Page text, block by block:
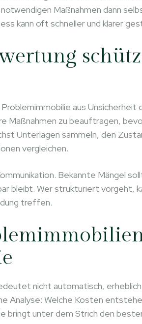
Maßnahmen dann
kann oft schneller und klarer
aus
Maßnahmen zu beauftragen,
Unterlagen sammeln, den
vergleichen.
Bekannte Mängel
bleibt. Wer strukturiert vorgeht,
treffen.
nicht automatisch,
Analyse: Welche Kosten
bringt unter dem Strich den